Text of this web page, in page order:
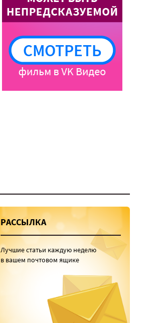
РАССЫЛКА
Лучшие статьи каждую неделю
в вашем почтовом ящике